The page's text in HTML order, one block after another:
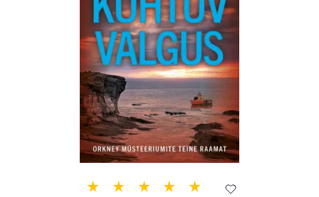
Rahandus (46)
Religioon (107)
Siseturvalisus (34)
Sport (52)
Tehnika (6)
Telekommunikatsioon (9)
Tervis (147)
Transport (8)
Ulme ja fantaasia (244)